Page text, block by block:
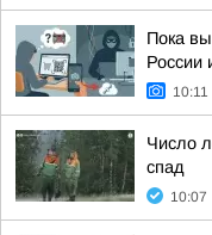
Пока
России
10:11
Число
спад
10:07